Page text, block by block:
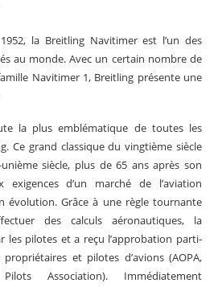
la Breitling Navitimer est l’un des
au monde. Avec un certain nombre de
Navitimer 1, Breitling présente une
la plus emblématique de toutes les
Ce grand classique du vingtième siècle
siècle, plus de 65 ans après son
exigences d’un marché de l’aviation
évolution. Grâce à une règle tournante
des calculs aéronautiques, la
les pilotes et a reçu l’approbation parti­
et pilotes d’avions (AOPA,
Association). Immédiatement